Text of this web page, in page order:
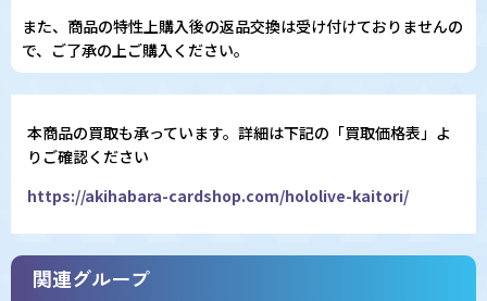
また、商品の特性上購入後の返品交換は受け付けておりませんの
で、ご了承の上ご購入ください。
本商品の買取も承っています。詳細は下記の「買取価格表」よ
りご確認ください
https://akihabara-cardshop.com/hololive-kaitori/
関連グループ